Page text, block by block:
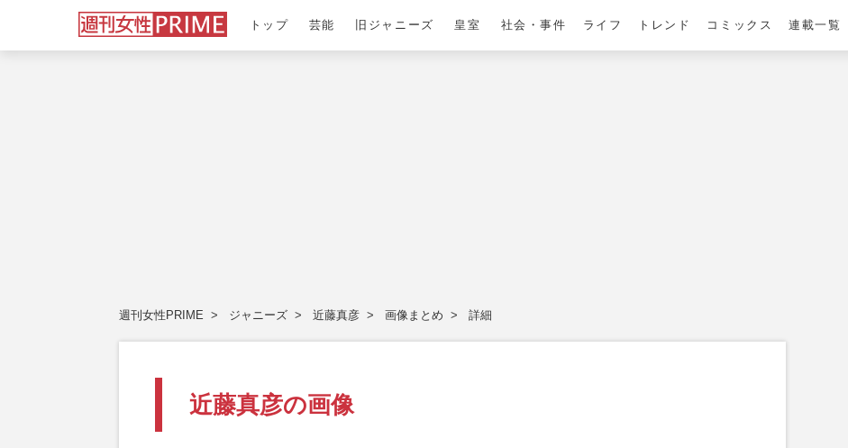
トップ 芸能 旧ジャニーズ 皇室 社会・事件 ライフ トレンド コミックス 連載一覧
週刊女性PRIME ジャニーズ 近藤真彦 画像まとめ 詳細
近藤真彦の画像